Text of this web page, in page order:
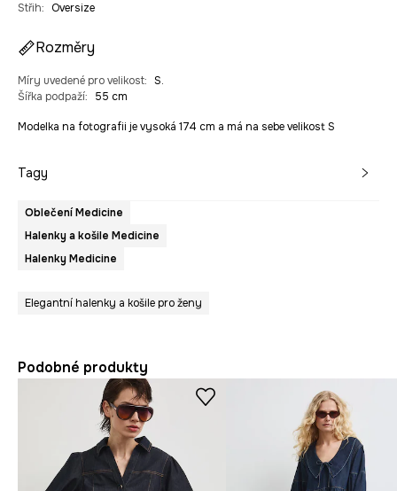
Střih: Oversize
Rozměry
Míry uvedené pro velikost: S.
Šířka podpaží: 55 cm
Modelka na fotografii je vysoká 174 cm a má na sebe velikost S
Tagy
Oblečení Medicine
Halenky a košile Medicine
Halenky Medicine
Elegantní halenky a košile pro ženy
Podobné produkty